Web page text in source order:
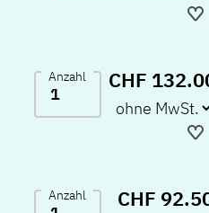
Anzahl CHF
Anzahl CHF